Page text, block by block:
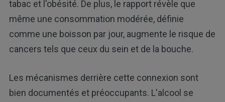
tabac et l'obésité. De plus, le rapport révèle que
même une consommation modérée, définie
comme une boisson par jour, augmente le risque de
cancers tels que ceux du sein et de la bouche.
Les mécanismes derrière cette connexion sont
bien documentés et préoccupants. L'alcool se